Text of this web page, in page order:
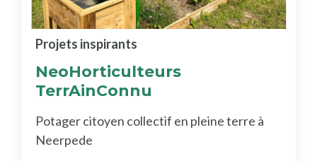
NeoHorticulteurs
TerrAinConnu
Projets inspirants
Potager citoyen collectif en pleine terre à
Neerpede